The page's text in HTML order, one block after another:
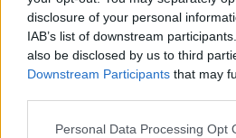
disclosure of your personal
IAB’s list of downstream
also be disclosed by us to third
Downstream Participants that may
Personal Data Processing Opt
Διαβάστε επίσης –
Ελλάδα μπορεί να
έρευνα, αν
καινοτομία»